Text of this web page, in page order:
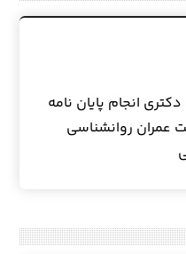
انجام پایان نامه
عمران روانشناسی